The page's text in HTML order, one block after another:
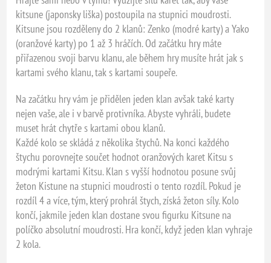
kitsune (japonsky liška) postoupila na stupnici moudrosti.
Kitsune jsou rozděleny do 2 klanů: Zenko (modré karty) a Yako
(oranžové karty) po 1 až 3 hráčích. Od začátku hry máte
přiřazenou svoji barvu klanu, ale během hry musíte hrát jak s
kartami svého klanu, tak s kartami soupeře.
Na začátku hry vám je přidělen jeden klan avšak také karty
nejen vaše, ale i v barvě protivníka. Abyste vyhráli, budete
muset hrát chytře s kartami obou klanů.
Každé kolo se skládá z několika štychů. Na konci každého
štychu porovnejte součet hodnot oranžových karet Kitsu s
modrými kartami Kitsu. Klan s vyšší hodnotou posune svůj
žeton Kistune na stupnici moudrosti o tento rozdíl. Pokud je
rozdíl 4 a více, tým, který prohrál štych, získá žeton síly. Kolo
končí, jakmile jeden klan dostane svou figurku Kitsune na
políčko absolutní moudrosti. Hra končí, když jeden klan vyhraje
2 kola.